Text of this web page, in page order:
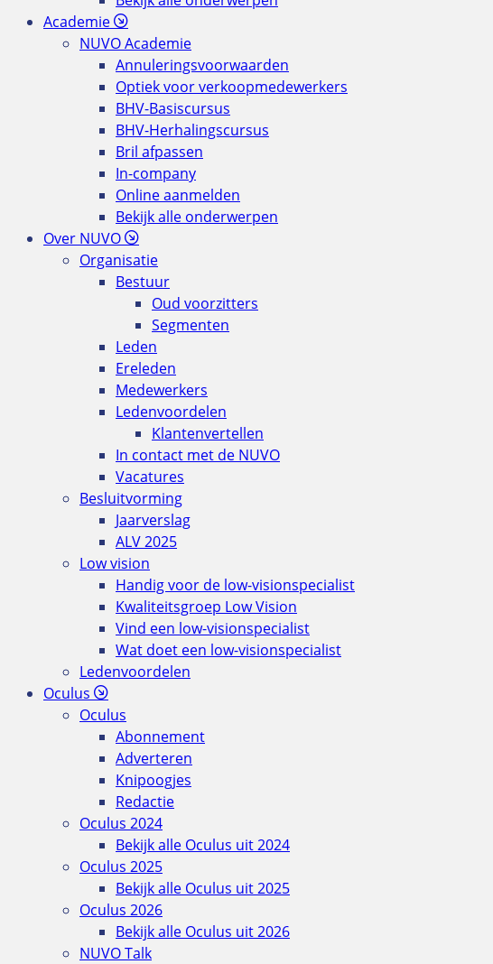
Academie
NUVO Academie
Annuleringsvoorwaarden
Optiek voor verkoopmedewerkers
BHV-Basiscursus
BHV-Herhalingscursus
Bril afpassen
In-company
Online aanmelden
Bekijk alle onderwerpen
Over NUVO
Organisatie
Bestuur
Oud voorzitters
Segmenten
Leden
Ereleden
Medewerkers
Ledenvoordelen
Klantenvertellen
In contact met de NUVO
Vacatures
Besluitvorming
Jaarverslag
ALV 2025
Low vision
Handig voor de low-visionspecialist
Kwaliteitsgroep Low Vision
Vind een low-visionspecialist
Wat doet een low-visionspecialist
Ledenvoordelen
Oculus
Oculus
Abonnement
Adverteren
Knipoogjes
Redactie
Oculus 2024
Bekijk alle Oculus uit 2024
Oculus 2025
Bekijk alle Oculus uit 2025
Oculus 2026
Bekijk alle Oculus uit 2026
NUVO Talk